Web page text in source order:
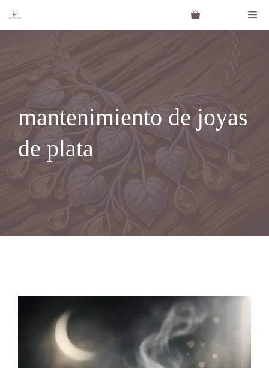
contenido
mantenimiento de joyas
de plata